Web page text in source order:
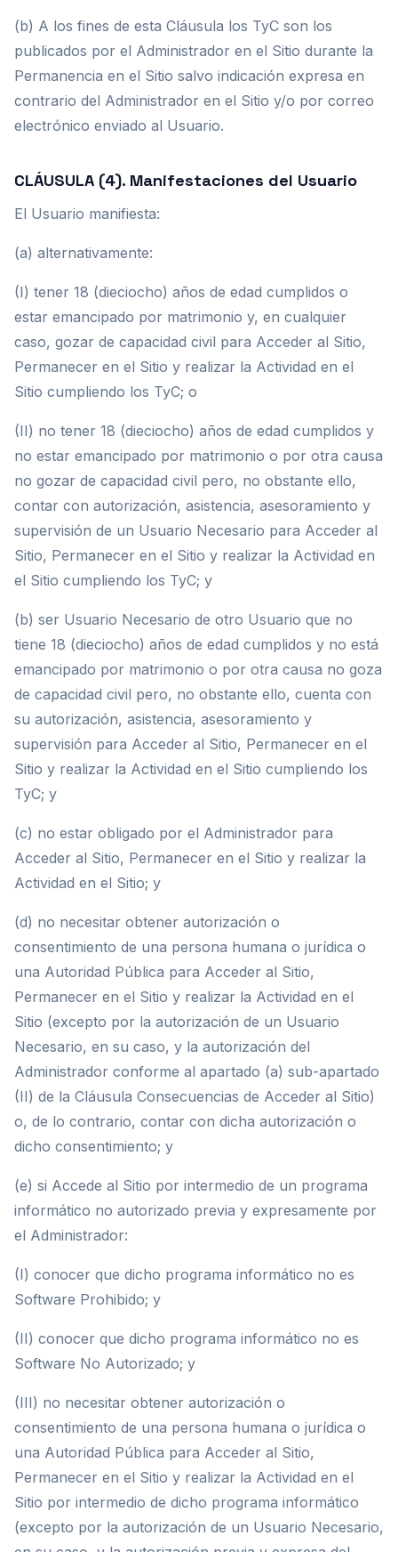
(b) A los fines de esta Cláusula los TyC son los
publicados por el Administrador en el Sitio durante la
Permanencia en el Sitio salvo indicación expresa en
contrario del Administrador en el Sitio y/o por correo
electrónico enviado al Usuario.
CLÁUSULA (4). Manifestaciones del Usuario
El Usuario manifiesta:
(a) alternativamente:
(I) tener 18 (dieciocho) años de edad cumplidos o
estar emancipado por matrimonio y, en cualquier
caso, gozar de capacidad civil para Acceder al Sitio,
Permanecer en el Sitio y realizar la Actividad en el
Sitio cumpliendo los TyC; o
(II) no tener 18 (dieciocho) años de edad cumplidos y
no estar emancipado por matrimonio o por otra causa
no gozar de capacidad civil pero, no obstante ello,
contar con autorización, asistencia, asesoramiento y
supervisión de un Usuario Necesario para Acceder al
Sitio, Permanecer en el Sitio y realizar la Actividad en
el Sitio cumpliendo los TyC; y
(b) ser Usuario Necesario de otro Usuario que no
tiene 18 (dieciocho) años de edad cumplidos y no está
emancipado por matrimonio o por otra causa no goza
de capacidad civil pero, no obstante ello, cuenta con
su autorización, asistencia, asesoramiento y
supervisión para Acceder al Sitio, Permanecer en el
Sitio y realizar la Actividad en el Sitio cumpliendo los
TyC; y
(c) no estar obligado por el Administrador para
Acceder al Sitio, Permanecer en el Sitio y realizar la
Actividad en el Sitio; y
(d) no necesitar obtener autorización o
consentimiento de una persona humana o jurídica o
una Autoridad Pública para Acceder al Sitio,
Permanecer en el Sitio y realizar la Actividad en el
Sitio (excepto por la autorización de un Usuario
Necesario, en su caso, y la autorización del
Administrador conforme al apartado (a) sub-apartado
(II) de la Cláusula Consecuencias de Acceder al Sitio)
o, de lo contrario, contar con dicha autorización o
dicho consentimiento; y
(e) si Accede al Sitio por intermedio de un programa
informático no autorizado previa y expresamente por
el Administrador:
(I) conocer que dicho programa informático no es
Software Prohibido; y
(II) conocer que dicho programa informático no es
Software No Autorizado; y
(III) no necesitar obtener autorización o
consentimiento de una persona humana o jurídica o
una Autoridad Pública para Acceder al Sitio,
Permanecer en el Sitio y realizar la Actividad en el
Sitio por intermedio de dicho programa informático
(excepto por la autorización de un Usuario Necesario,